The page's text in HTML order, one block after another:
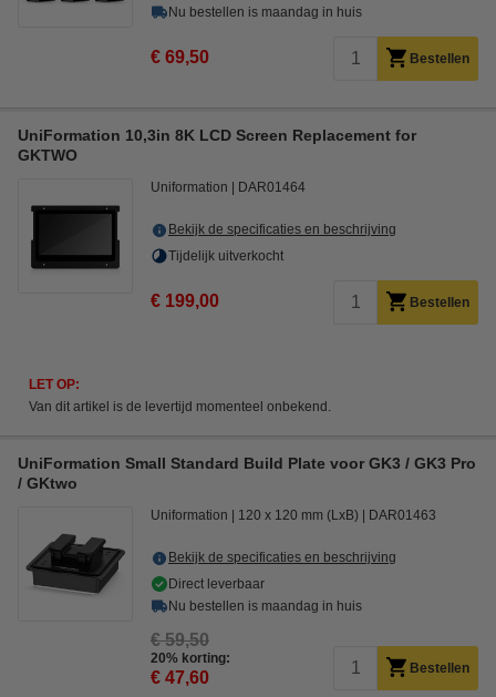
Nu bestellen is maandag in huis
€ 69,50 Bestellen
UniFormation 10,3in 8K LCD Screen Replacement for
GKTWO
Uniformation DAR01464
Bekijk de specificaties en beschrijving
Tijdelijk uitverkocht
€ 199,00 Bestellen
LET OP:
Van dit artikel is de levertijd momenteel onbekend.
UniFormation Small Standard Build Plate voor GK3 / GK3 Pro
/ GKtwo
Uniformation 120 x 120 mm (LxB) DAR01463
Bekijk de specificaties en beschrijving
Direct leverbaar
Nu bestellen is maandag in huis
€ 59,50
20% korting:
€ 47,60 Bestellen